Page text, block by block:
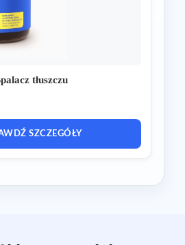
tłuszczu
SZCZEGÓŁY